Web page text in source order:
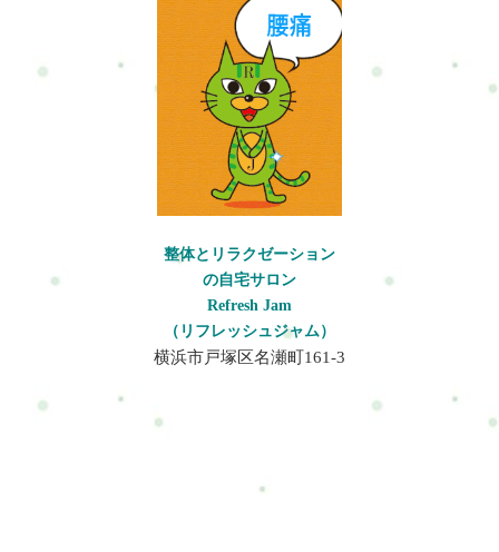
整体とリラクゼーション
の自宅サロン
Refresh Jam
（リフレッシュジャム）
横浜市戸塚区名瀬町161-3